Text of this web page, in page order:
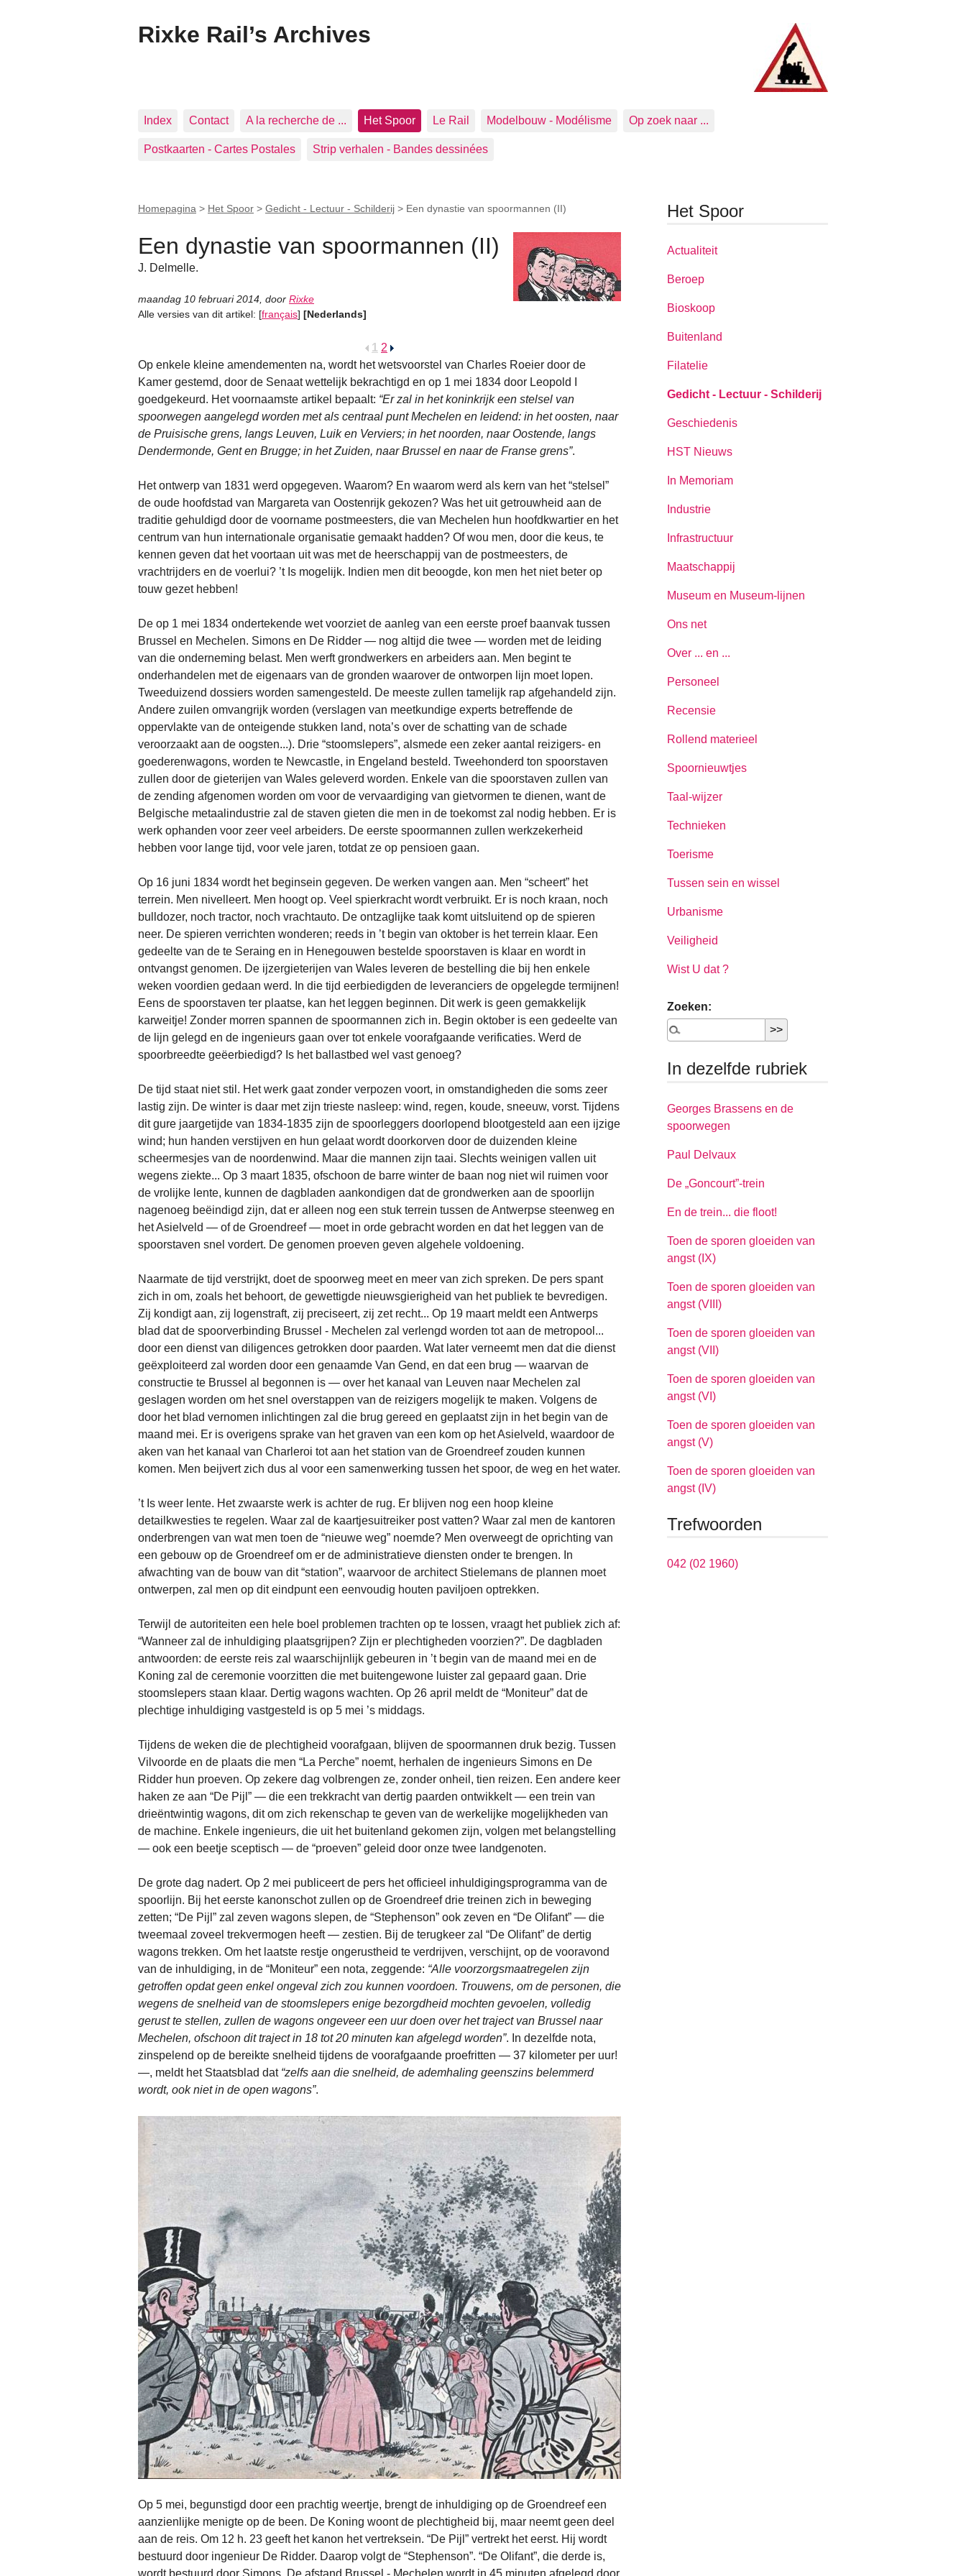
Rixke Rail’s Archives
Index Contact A la recherche de ... Het Spoor Le Rail Modelbouw - Modélisme Op zoek naar ...
Postkaarten - Cartes Postales Strip verhalen - Bandes dessinées
Homepagina > Het Spoor > Gedicht - Lectuur - Schilderij > Een dynastie van spoormannen (II)
Een dynastie van spoormannen (II)
J. Delmelle.
maandag 10 februari 2014 door Rixke
Alle versies van dit artikel: [français] [Nederlands]
1 2
Op enkele kleine amendementen na, wordt het wetsvoorstel van Charles Roeier door de
Kamer gestemd, door de Senaat wettelijk bekrachtigd en op 1 mei 1834 door Leopold I
goedgekeurd. Het voornaamste artikel bepaalt: “Er zal in het koninkrijk een stelsel van
spoorwegen aangelegd worden met als centraal punt Mechelen en leidend: in het oosten, naar
de Pruisische grens, langs Leuven, Luik en Verviers; in het noorden, naar Oostende, langs
Dendermonde, Gent en Brugge; in het Zuiden, naar Brussel en naar de Franse grens”.
Het ontwerp van 1831 werd opgegeven. Waarom? En waarom werd als kern van het “stelsel”
de oude hoofdstad van Margareta van Oostenrijk gekozen? Was het uit getrouwheid aan de
traditie gehuldigd door de voorname postmeesters, die van Mechelen hun hoofdkwartier en het
centrum van hun internationale organisatie gemaakt hadden? Of wou men, door die keus, te
kennen geven dat het voortaan uit was met de heerschappij van de postmeesters, de
vrachtrijders en de voerlui? ’t Is mogelijk. Indien men dit beoogde, kon men het niet beter op
touw gezet hebben!
De op 1 mei 1834 ondertekende wet voorziet de aanleg van een eerste proef baanvak tussen
Brussel en Mechelen. Simons en De Ridder — nog altijd die twee — worden met de leiding
van die onderneming belast. Men werft grondwerkers en arbeiders aan. Men begint te
onderhandelen met de eigenaars van de gronden waarover de ontworpen lijn moet lopen.
Tweeduizend dossiers worden samengesteld. De meeste zullen tamelijk rap afgehandeld zijn.
Andere zuilen omvangrijk worden (verslagen van meetkundige experts betreffende de
oppervlakte van de onteigende stukken land, nota’s over de schatting van de schade
veroorzaakt aan de oogsten...). Drie “stoomslepers”, alsmede een zeker aantal reizigers- en
goederenwagons, worden te Newcastle, in Engeland besteld. Tweehonderd ton spoorstaven
zullen door de gieterijen van Wales geleverd worden. Enkele van die spoorstaven zullen van
de zending afgenomen worden om voor de vervaardiging van gietvormen te dienen, want de
Belgische metaalindustrie zal de staven gieten die men in de toekomst zal nodig hebben. Er is
werk ophanden voor zeer veel arbeiders. De eerste spoormannen zullen werkzekerheid
hebben voor lange tijd, voor vele jaren, totdat ze op pensioen gaan.
Op 16 juni 1834 wordt het beginsein gegeven. De werken vangen aan. Men “scheert” het
terrein. Men nivelleert. Men hoogt op. Veel spierkracht wordt verbruikt. Er is noch kraan, noch
bulldozer, noch tractor, noch vrachtauto. De ontzaglijke taak komt uitsluitend op de spieren
neer. De spieren verrichten wonderen; reeds in ’t begin van oktober is het terrein klaar. Een
gedeelte van de te Seraing en in Henegouwen bestelde spoorstaven is klaar en wordt in
ontvangst genomen. De ijzergieterijen van Wales leveren de bestelling die bij hen enkele
weken voordien gedaan werd. In die tijd eerbiedigden de leveranciers de opgelegde termijnen!
Eens de spoorstaven ter plaatse, kan het leggen beginnen. Dit werk is geen gemakkelijk
karweitje! Zonder morren spannen de spoormannen zich in. Begin oktober is een gedeelte van
de lijn gelegd en de ingenieurs gaan over tot enkele voorafgaande verificaties. Werd de
spoorbreedte geëerbiedigd? Is het ballastbed wel vast genoeg?
De tijd staat niet stil. Het werk gaat zonder verpozen voort, in omstandigheden die soms zeer
lastig zijn. De winter is daar met zijn trieste nasleep: wind, regen, koude, sneeuw, vorst. Tijdens
dit gure jaargetijde van 1834-1835 zijn de spoorleggers doorlopend blootgesteld aan een ijzige
wind; hun handen verstijven en hun gelaat wordt doorkorven door de duizenden kleine
scheermesjes van de noordenwind. Maar die mannen zijn taai. Slechts weinigen vallen uit
wegens ziekte... Op 3 maart 1835, ofschoon de barre winter de baan nog niet wil ruimen voor
de vrolijke lente, kunnen de dagbladen aankondigen dat de grondwerken aan de spoorlijn
nagenoeg beëindigd zijn, dat er alleen nog een stuk terrein tussen de Antwerpse steenweg en
het Asielveld — of de Groendreef — moet in orde gebracht worden en dat het leggen van de
spoorstaven snel vordert. De genomen proeven geven algehele voldoening.
Naarmate de tijd verstrijkt, doet de spoorweg meet en meer van zich spreken. De pers spant
zich in om, zoals het behoort, de gewettigde nieuwsgierigheid van het publiek te bevredigen.
Zij kondigt aan, zij logenstraft, zij preciseert, zij zet recht... Op 19 maart meldt een Antwerps
blad dat de spoorverbinding Brussel - Mechelen zal verlengd worden tot aan de metropool...
door een dienst van diligences getrokken door paarden. Wat later verneemt men dat die dienst
geëxploiteerd zal worden door een genaamde Van Gend, en dat een brug — waarvan de
constructie te Brussel al begonnen is — over het kanaal van Leuven naar Mechelen zal
geslagen worden om het snel overstappen van de reizigers mogelijk te maken. Volgens de
door het blad vernomen inlichtingen zal die brug gereed en geplaatst zijn in het begin van de
maand mei. Er is overigens sprake van het graven van een kom op het Asielveld, waardoor de
aken van het kanaal van Charleroi tot aan het station van de Groendreef zouden kunnen
komen. Men beijvert zich dus al voor een samenwerking tussen het spoor, de weg en het water.
’t Is weer lente. Het zwaarste werk is achter de rug. Er blijven nog een hoop kleine
detailkwesties te regelen. Waar zal de kaartjesuitreiker post vatten? Waar zal men de kantoren
onderbrengen van wat men toen de “nieuwe weg” noemde? Men overweegt de oprichting van
een gebouw op de Groendreef om er de administratieve diensten onder te brengen. In
afwachting van de bouw van dit “station”, waarvoor de architect Stielemans de plannen moet
ontwerpen, zal men op dit eindpunt een eenvoudig houten paviljoen optrekken.
Terwijl de autoriteiten een hele boel problemen trachten op te lossen, vraagt het publiek zich af:
“Wanneer zal de inhuldiging plaatsgrijpen? Zijn er plechtigheden voorzien?”. De dagbladen
antwoorden: de eerste reis zal waarschijnlijk gebeuren in ’t begin van de maand mei en de
Koning zal de ceremonie voorzitten die met buitengewone luister zal gepaard gaan. Drie
stoomslepers staan klaar. Dertig wagons wachten. Op 26 april meldt de “Moniteur” dat de
plechtige inhuldiging vastgesteld is op 5 mei ’s middags.
Tijdens de weken die de plechtigheid voorafgaan, blijven de spoormannen druk bezig. Tussen
Vilvoorde en de plaats die men “La Perche” noemt, herhalen de ingenieurs Simons en De
Ridder hun proeven. Op zekere dag volbrengen ze, zonder onheil, tien reizen. Een andere keer
haken ze aan “De Pijl” — die een trekkracht van dertig paarden ontwikkelt — een trein van
drieëntwintig wagons, dit om zich rekenschap te geven van de werkelijke mogelijkheden van
de machine. Enkele ingenieurs, die uit het buitenland gekomen zijn, volgen met belangstelling
— ook een beetje sceptisch — de “proeven” geleid door onze twee landgenoten.
De grote dag nadert. Op 2 mei publiceert de pers het officieel inhuldigingsprogramma van de
spoorlijn. Bij het eerste kanonschot zullen op de Groendreef drie treinen zich in beweging
zetten; “De Pijl” zal zeven wagons slepen, de “Stephenson” ook zeven en “De Olifant” — die
tweemaal zoveel trekvermogen heeft — zestien. Bij de terugkeer zal “De Olifant” de dertig
wagons trekken. Om het laatste restje ongerustheid te verdrijven, verschijnt, op de vooravond
van de inhuldiging, in de “Moniteur” een nota, zeggende: “Alle voorzorgsmaatregelen zijn
getroffen opdat geen enkel ongeval zich zou kunnen voordoen. Trouwens, om de personen, die
wegens de snelheid van de stoomslepers enige bezorgdheid mochten gevoelen, volledig
gerust te stellen, zullen de wagons ongeveer een uur doen over het traject van Brussel naar
Mechelen, ofschoon dit traject in 18 tot 20 minuten kan afgelegd worden”. In dezelfde nota,
zinspelend op de bereikte snelheid tijdens de voorafgaande proefritten — 37 kilometer per uur!
—, meldt het Staatsblad dat “zelfs aan die snelheid, de ademhaling geenszins belemmerd
wordt, ook niet in de open wagons”.
Op 5 mei, begunstigd door een prachtig weertje, brengt de inhuldiging op de Groendreef een
aanzienlijke menigte op de been. De Koning woont de plechtigheid bij, maar neemt geen deel
aan de reis. Om 12 h. 23 geeft het kanon het vertreksein. “De Pijl” vertrekt het eerst. Hij wordt
bestuurd door ingenieur De Ridder. Daarop volgt de “Stephenson”. “De Olifant”, die derde is,
Het Spoor
Actualiteit
Beroep
Bioskoop
Buitenland
Filatelie
Gedicht - Lectuur - Schilderij
Geschiedenis
HST Nieuws
In Memoriam
Industrie
Infrastructuur
Maatschappij
Museum en Museum-lijnen
Ons net
Over ... en ...
Personeel
Recensie
Rollend materieel
Spoornieuwtjes
Taal-wijzer
Technieken
Toerisme
Tussen sein en wissel
Urbanisme
Veiligheid
Wist U dat ?
Zoeken:
In dezelfde rubriek
Georges Brassens en de
spoorwegen
Paul Delvaux
De „Goncourt”-trein
En de trein... die floot!
Toen de sporen gloeiden van
angst (IX)
Toen de sporen gloeiden van
angst (VIII)
Toen de sporen gloeiden van
angst (VII)
Toen de sporen gloeiden van
angst (VI)
Toen de sporen gloeiden van
angst (V)
Toen de sporen gloeiden van
angst (IV)
Trefwoorden
042 (02 1960)